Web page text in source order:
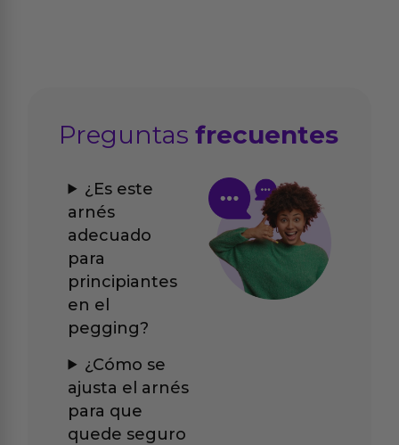
Preguntasfrecuentes
¿Es este
arnés
adecuado
para
principiantes
en el
pegging?
¿Cómo se
ajusta el arnés
para que
quede seguro